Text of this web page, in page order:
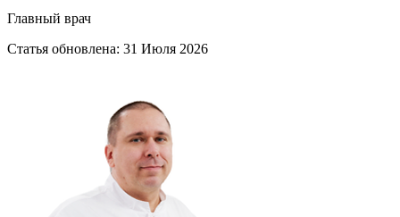
Главный врач
Статья обновлена: 31 Июля 2026